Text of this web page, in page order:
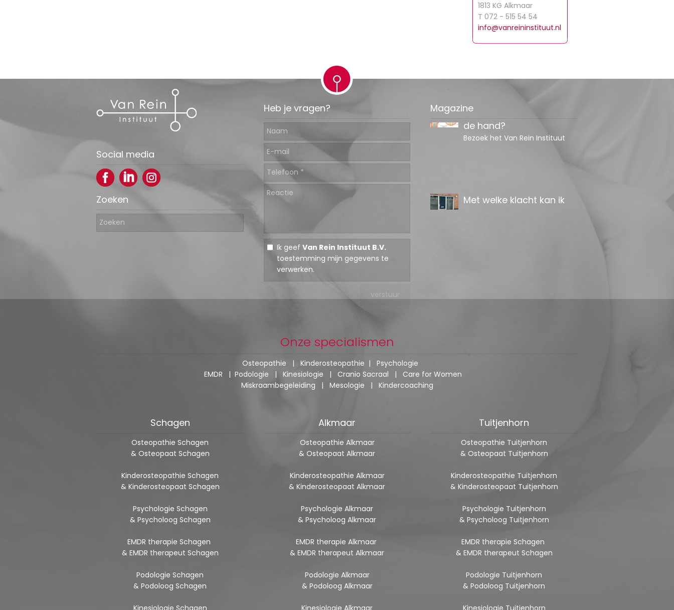
1813 KG Alkmaar
T 072 - 515 54 54
info@vanreininstituut.nl
Social media
Zoeken
Heb je vragen?
Ik geef Van Rein Instituut B.V.
toestemming mijn gegevens te
verwerken.
Magazine
Last van tintelingen in
Met welke klacht kan ik
Onze specialismen
Osteopathie | Kinderosteopathie | Psychologie
EMDR | Podologie | Kinesiologie | Cranio Sacraal | Care for Women
Miskraambegeleiding | Mesologie | Kindercoaching
Schagen
Osteopathie Schagen
& Osteopaat Schagen
Kinderosteopathie Schagen
& Kinderosteopaat Schagen
Psychologie Schagen
& Psycholoog Schagen
EMDR therapie Schagen
& EMDR therapeut Schagen
Podologie Schagen
& Podoloog Schagen
Kinesiologie Schagen
Alkmaar
Osteopathie Alkmaar
& Osteopaat Alkmaar
Kinderosteopathie Alkmaar
& Kinderosteopaat Alkmaar
Psychologie Alkmaar
& Psycholoog Alkmaar
EMDR therapie Alkmaar
& EMDR therapeut Alkmaar
Podologie Alkmaar
& Podoloog Alkmaar
Kinesiologie Alkmaar
Tuitjenhorn
Osteopathie Tuitjenhorn
& Osteopaat Tuitjenhorn
Kinderosteopathie Tuitjenhorn
& Kinderosteopaat Tuitjenhorn
Psychologie Tuitjenhorn
& Psycholoog Tuitjenhorn
EMDR therapie Schagen
& EMDR therapeut Schagen
Podologie Tuitjenhorn
& Podoloog Tuitjenhorn
Kinesiologie Tuitjenhorn